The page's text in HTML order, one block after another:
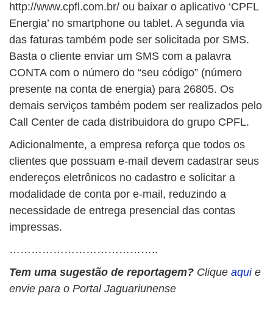
http://www.cpfl.com.br/ ou baixar o aplicativo ‘CPFL
Energia’ no smartphone ou tablet. A segunda via
das faturas também pode ser solicitada por SMS.
Basta o cliente enviar um SMS com a palavra
CONTA com o número do “seu código” (número
presente na conta de energia) para 26805. Os
demais ​​serviços também podem ser realizados pelo
Call Center de cada distribuidora do grupo CPFL.
Adicionalmente, a empresa reforça que todos os
clientes que possuam e-mail devem cadastrar seus
endereços eletrônicos no cadastro e solicitar a
modalidade de conta por e-mail, reduzindo a
necessidade de entrega presencial das contas
impressas.​
…………………………………..
Tem uma sugestão de reportagem? Clique aqui e
envie para o Portal Jaguariunense